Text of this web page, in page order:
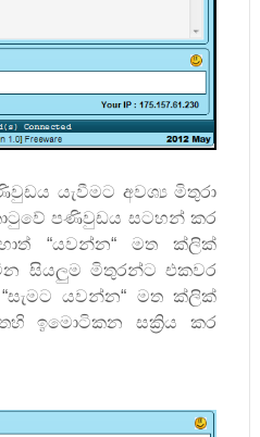
යැවීමට අවශ්‍ය මිතුරා
පණිවුඩය සටහන් කර
“යවන්න“
මත ක්ලික්
සියලුම මිතුරන්ට එකවර
“සැමට යවන්න“ මත ක්ලික්
ඉමොටිකන සක්‍රිය කර